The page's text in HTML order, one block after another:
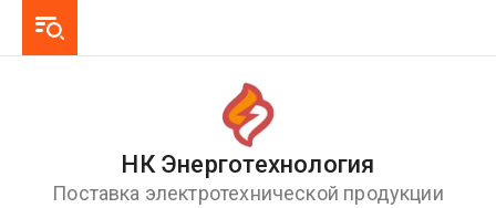
НК Энерготехнология
Поставка электротехнической продукции